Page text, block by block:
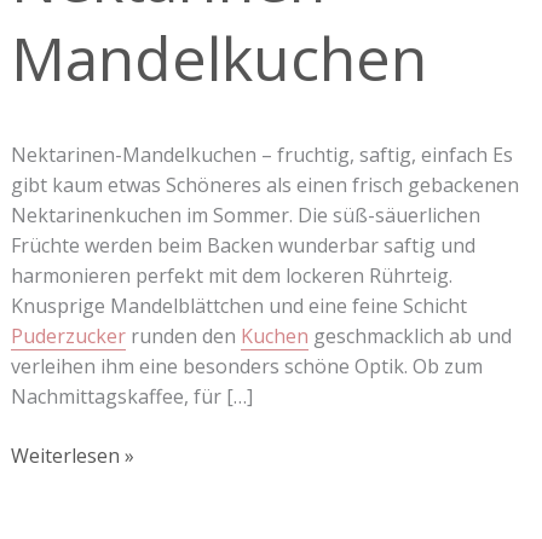
Mandelkuchen
Nektarinen-Mandelkuchen – fruchtig, saftig, einfach Es
gibt kaum etwas Schöneres als einen frisch gebackenen
Nektarinenkuchen im Sommer. Die süß-säuerlichen
Früchte werden beim Backen wunderbar saftig und
harmonieren perfekt mit dem lockeren Rührteig.
Knusprige Mandelblättchen und eine feine Schicht
Puderzuckerrunden den Kuchen geschmacklich ab und
verleihen ihm eine besonders schöne Optik. Ob zum
Nachmittagskaffee, für […]
Weiterlesen »